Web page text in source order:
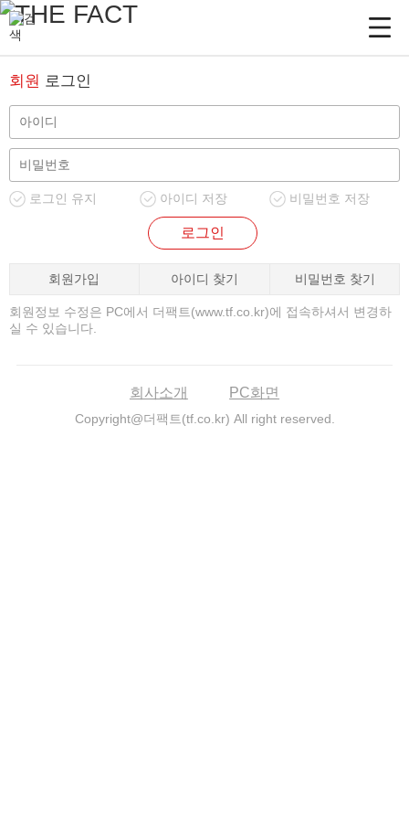
회원 로그인
로그인 유지 아이디 저장 비밀번호 저장
로그인
회원가입 아이디 찾기 비밀번호 찾기
회원정보 수정은 PC에서 더팩트(www.tf.co.kr)에 접속하셔서 변경하
실 수 있습니다.
회사소개 PC화면
Copyright@더팩트(tf.co.kr) All right reserved.